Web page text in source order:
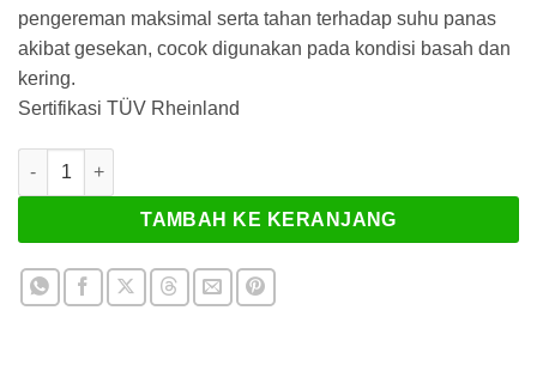
pengereman maksimal serta tahan terhadap suhu panas
akibat gesekan, cocok digunakan pada kondisi basah dan
kering.
Sertifikasi TÜV Rheinland
Kuantitas Kampas Rem Goldfren 230AD
TAMBAH KE KERANJANG